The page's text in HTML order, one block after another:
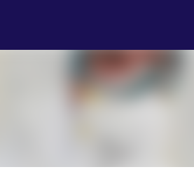
contenido principal